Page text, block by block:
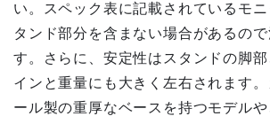
い。スペック表に記載されているモ
タンド部分を含まない場合があるの
す。さらに、安定性はスタンドの脚
インと重量にも大きく左右されます
ール製の重厚なベースを持つモデル